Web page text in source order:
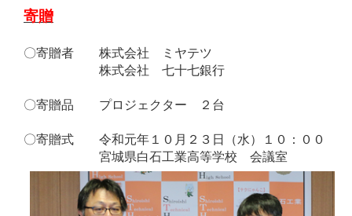
寄贈
〇寄贈者 株式会社 ミヤテツ
株式会社 七十七銀行
〇寄贈品 プロジェクター ２台
〇寄贈式 令和元年１０月２３日（水）１０：００
宮城県白石工業高等学校 会議室